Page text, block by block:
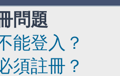
問題
能登入？
須註冊？